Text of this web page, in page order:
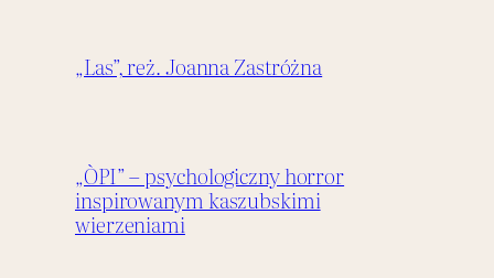
„Las”, reż. Joanna Zastróżna
„ÒPI” – psychologiczny horror
inspirowanym kaszubskimi
wierzeniami